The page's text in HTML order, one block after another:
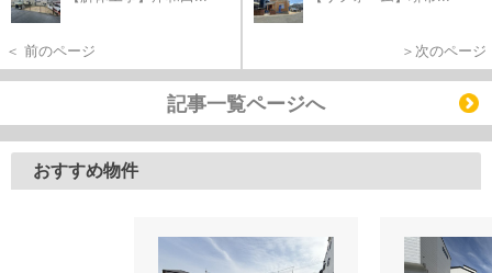
＜ 前のページ ＞次のページ
記事一覧ページへ
おすすめ物件